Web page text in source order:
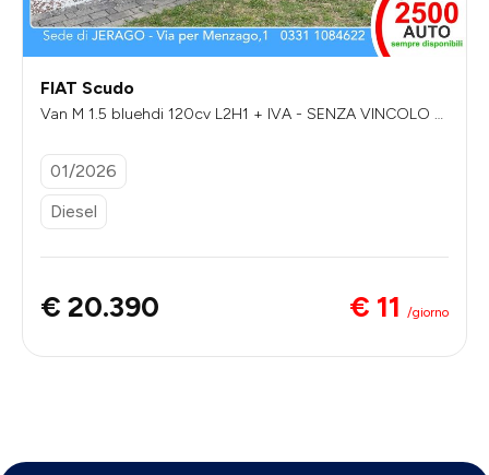
FIAT Scudo
Van M 1.5 bluehdi 120cv L2H1 + IVA - SENZA VINCOLO DI
01/2026
Diesel
€ 20.390 € 11 /giorno